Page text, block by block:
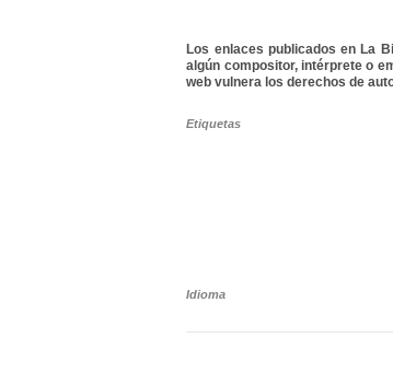
Los enlaces publicados en La
algún compositor, intérprete o
web vulnera los derechos de
Etiquetas
Idioma